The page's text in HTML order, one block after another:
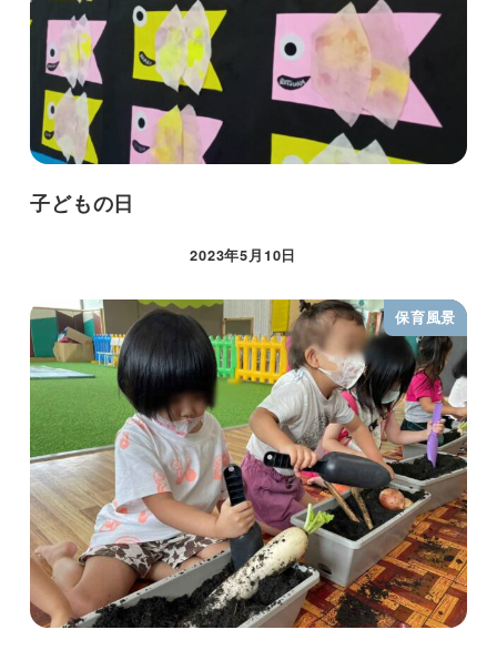
子どもの日
2023年5月10日
保育風景